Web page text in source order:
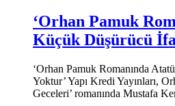
‘Orhan Pamuk
Küçük Düşürücü
‘Orhan Pamuk Romanında
Yoktur’ Yapı Kredi Yayınları,
Geceleri’ romanında Mustafa